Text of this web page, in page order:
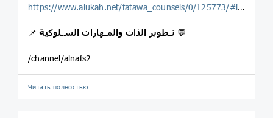
https://www.alukah.net/fatawa_counsels/0/125773/#ixzz64mtRAK8o
📌تـطوير الذات والمـهارات السـلوكية 💬
/channel/alnafs2
Читать полностью…